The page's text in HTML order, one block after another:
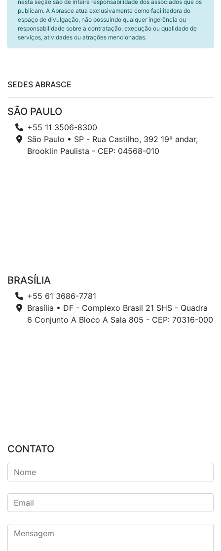
nesta seção são de inteira responsabilidade dos associados que os
publicam. A Abrasce atua exclusivamente como facilitadora do
espaço de divulgação, não possuindo qualquer ingerência ou
responsabilidade sobre a contratação, execução ou qualidade de
serviços, atividades ou atrações mencionadas.
SEDES ABRASCE
SÃO PAULO
+55 11 3506-8300
São Paulo • SP - Rua Castilho, 392 19º andar,
Brooklin Paulista - CEP: 04568-010
BRASÍLIA
+55 61 3686-7781
Brasília • DF - Complexo Brasil 21 SHS - Quadra
6 Conjunto A Bloco A Sala 805 - CEP: 70316-000
CONTATO